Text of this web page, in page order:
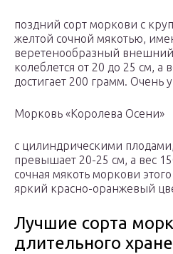
поздний сорт моркови с
желтой сочной мякотью,
веретенообразный
колеблется от 20 до 25 см, а
достигает 200 грамм. Очень
Морковь «Королева Осени»
с цилиндрическими
превышает 20-25 см, а вес
сочная мякоть моркови
яркий красно-оранжевый
Лучшие сорта
длительного